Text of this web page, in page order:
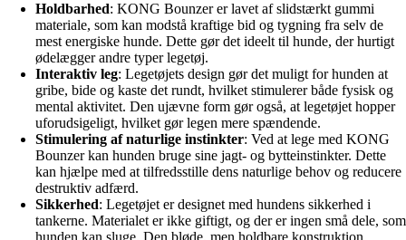
Holdbarhed: KONG Bounzer er lavet af slidstærkt gummi
materiale, som kan modstå kraftige bid og tygning fra selv de
mest energiske hunde. Dette gør det ideelt til hunde, der hurtigt
ødelægger andre typer legetøj.
Interaktiv leg: Legetøjets design gør det muligt for hunden at
gribe, bide og kaste det rundt, hvilket stimulerer både fysisk og
mental aktivitet. Den ujævne form gør også, at legetøjet hopper
uforudsigeligt, hvilket gør legen mere spændende.
Stimulering af naturlige instinkter: Ved at lege med KONG
Bounzer kan hunden bruge sine jagt- og bytteinstinkter. Dette
kan hjælpe med at tilfredsstille dens naturlige behov og reducere
destruktiv adfærd.
Sikkerhed: Legetøjet er designet med hundens sikkerhed i
tankerne. Materialet er ikke giftigt, og der er ingen små dele, som
hunden kan sluge. Den bløde, men holdbare konstruktion